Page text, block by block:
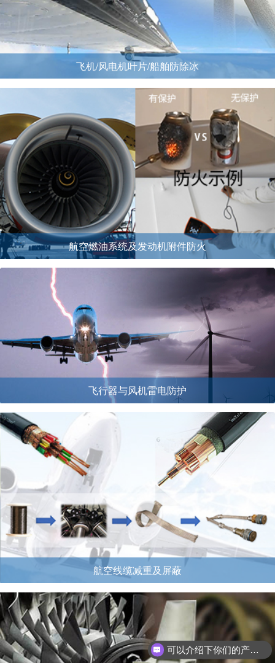
飞机/风电机叶片/船舶防除冰
航空燃油系统及发动机附件防火
飞行器与风机雷电防护
航空线缆减重及屏蔽
可以介绍下你们的产品么？